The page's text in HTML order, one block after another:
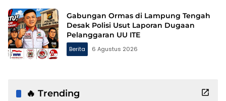
Gabungan Ormas di Lampung Tengah
Desak Polisi Usut Laporan Dugaan
Pelanggaran UU ITE
Berita 6 Agustus 2026
🔥 Trending